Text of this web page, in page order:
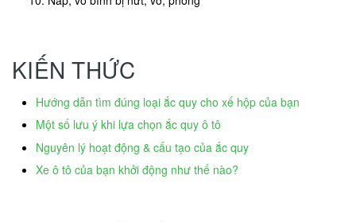
KIẾN THỨC
Hướng dẫn tìm đúng loại ắc quy cho xế hộp của bạn
Một số lưu ý khi lựa chọn ắc quy ô tô
Nguyên lý hoạt động & cấu tạo của ắc quy
Xe ô tô của bạn khởi động như thế nào?